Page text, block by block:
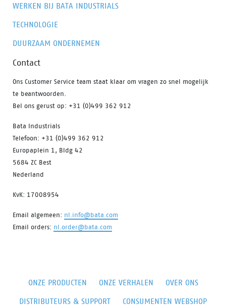
WERKEN BIJ BATA INDUSTRIALS
TECHNOLOGIE
DUURZAAM ONDERNEMEN
Contact
Ons Customer Service team staat klaar om vragen zo snel mogelijk
te beantwoorden.
Bel ons gerust op: +31 (0)499 362 912
Bata Industrials
Telefoon: +31 (0)499 362 912
Europaplein 1, Bldg 42
5684 ZC Best
Nederland
KvK: 17008954
Email algemeen: nl.info@bata.com
Email orders: nl.order@bata.com
ONZE PRODUCTEN ONZE VERHALEN
OVER ONS
DISTRIBUTEURS & SUPPORT
CONSUMENTEN WEBSHOP